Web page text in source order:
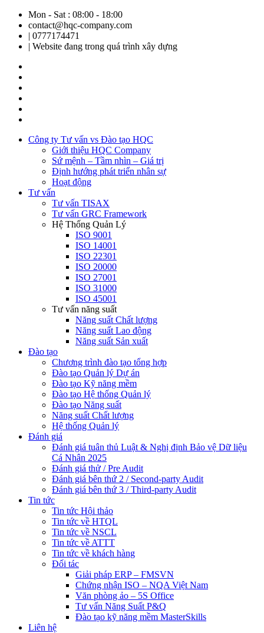
Mon - Sat : 08:00 - 18:00
contact@hqc-company.com
| 0777174471
| Website đang trong quá trình xây dựng
Công ty Tư vấn vs Đào tạo HQC
Giới thiệu HQC Company
Sứ mệnh – Tầm nhìn – Giá trị
Định hướng phát triển nhân sự
Hoạt động
Tư vấn
Tư vấn TISAX
Tư vấn GRC Framework
Hệ Thống Quản Lý
ISO 9001
ISO 14001
ISO 22301
ISO 20000
ISO 27001
ISO 31000
ISO 45001
Tư vấn năng suất
Năng suất Chất lượng
Năng suất Lao động
Năng suất Sản xuất
Đào tạo
Chương trình đào tạo tổng hợp
Đào tạo Quản lý Dự án
Đào tạo Kỹ năng mềm
Đào tạo Hệ thống Quản lý
Đào tạo Năng suất
Năng suất Chất lượng
Hệ thống Quản lý
Đánh giá
Đánh giá tuân thủ Luật & Nghị định Bảo vệ Dữ liệu
Cá Nhân 2025
Đánh giá thử / Pre Audit
Đánh giá bên thứ 2 / Second-party Audit
Đánh giá bên thứ 3 / Third-party Audit
Tin tức
Tin tức Hội thảo
Tin tức về HTQL
Tin tức về NSCL
Tin tức về ATTT
Tin tức về khách hàng
Đối tác
Giải pháp ERP – FMSVN
Chứng nhận ISO – NQA Việt Nam
Văn phòng ảo – 5S Office
Tư vấn Năng Suất P&Q
Đào tạo kỹ năng mềm MasterSkills
Liên hệ